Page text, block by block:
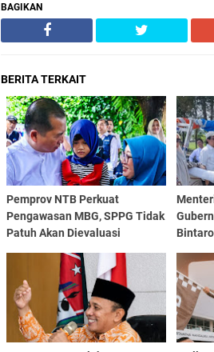
BAGIKAN
BERITA TERKAIT
Pemprov NTB Perkuat
Pengawasan MBG, SPPG Tidak
Patuh Akan Dievaluasi